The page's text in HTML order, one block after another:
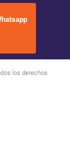
los derechos